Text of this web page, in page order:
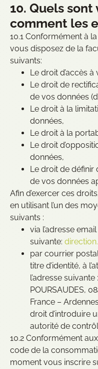
10. Quels
comment les
10.1 Conformément à
vous disposez de la
suivants:
Le droit d’accès
Le droit de
de vos données
Le droit à la
données,
Le droit à la
Le droit
données,
Le droit de définir
de vos données
Afin d’exercer ces
en utilisant l’un des
suivants :
via l’adresse email
suivante:
par courrier
titre d’identité, à
l’adresse
POURSAUDES,
France –
droit d’introduire
autorité de
10.2 Conformément
code de la
moment vous inscrire